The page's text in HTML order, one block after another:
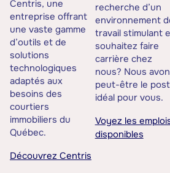
Centris, une
entreprise offrant
une vaste gamme
d’outils et de
solutions
technologiques
adaptés aux
besoins des
courtiers
immobiliers du
Québec.
Découvrez Centris
recherche d’un
environnement
travail stimulant
souhaitez faire
carrière chez
nous? Nous
peut-être le
idéal pour vous.
Voyez les
disponibles